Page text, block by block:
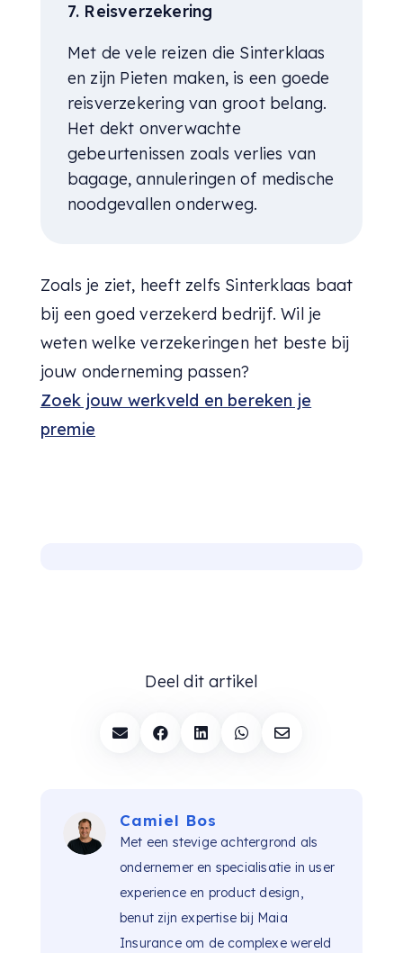
7. Reisverzekering
Met de vele reizen die Sinterklaas
en zijn Pieten maken, is een goede
reisverzekering van groot belang.
Het dekt onverwachte
gebeurtenissen zoals verlies van
bagage, annuleringen of medische
noodgevallen onderweg.
Zoals je ziet, heeft zelfs Sinterklaas baat
bij een goed verzekerd bedrijf. Wil je
weten welke verzekeringen het beste bij
jouw onderneming passen?
Zoek jouw werkveld en bereken je
premie
Deel dit artikel
    
Camiel Bos
Met een stevige achtergrond als
ondernemer en specialisatie in user
experience en product design,
benut zijn expertise bij Maia
Insurance om de complexe wereld